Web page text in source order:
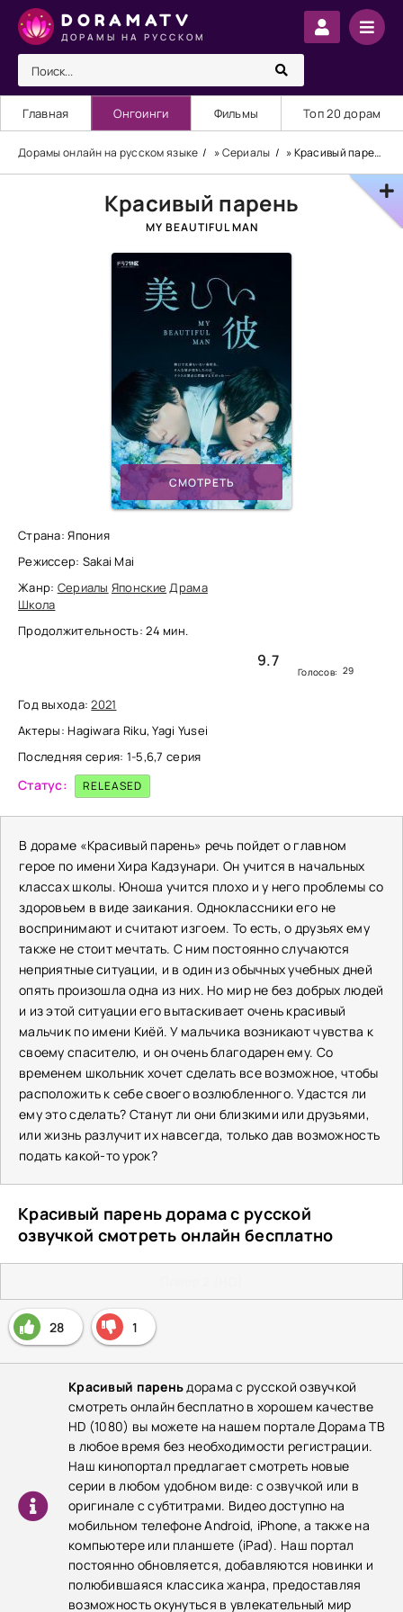
DORAMATV
ДОРАМЫ НА РУССКОМ
Главная Онгоинги Фильмы Топ 20 дорам
Дорамы онлайн на русском языке »Сериалы » Красивый парень
Красивый парень
MY BEAUTIFUL MAN
СМОТРЕТЬ
Страна: Япония
Режиссер: Sakai Mai
Жанр: Сериалы Японские Драма
Школа
Продолжительность: 24 мин.
9.7
Голосов: 29
Год выхода:2021
Актеры: Hagiwara Riku, Yagi Yusei
Последняя серия: 1-5,6,7 серия
Статус: RELEASED
В дораме «Красивый парень» речь пойдет о главном
герое по имени Хира Кадзунари. Он учится в начальных
классах школы. Юноша учится плохо и у него проблемы со
здоровьем в виде заикания. Одноклассники его не
воспринимают и считают изгоем. То есть, о друзьях ему
также не стоит мечтать. С ним постоянно случаются
неприятные ситуации, и в один из обычных учебных дней
опять произошла одна из них. Но мир не без добрых людей
и из этой ситуации его вытаскивает очень красивый
мальчик по имени Киёй. У мальчика возникают чувства к
своему спасителю, и он очень благодарен ему. Со
временем школьник хочет сделать все возможное, чтобы
расположить к себе своего возлюбленного. Удастся ли
ему это сделать? Станут ли они близкими или друзьями,
или жизнь разлучит их навсегда, только дав возможность
подать какой-то урок?
Красивый парень дорама с русской
озвучкой смотреть онлайн бесплатно
28 1
Красивый пареньдорама с русской озвучкой
смотреть онлайн бесплатно в хорошем качестве
HD (1080) вы можете на нашем портале Дорама ТВ
в любое время без необходимости регистрации.
Наш кинопортал предлагает смотреть новые
серии в любом удобном виде: с озвучкой или в
оригинале с субтитрами. Видео доступно на
мобильном телефоне Android, iPhone, а также на
компьютере или планшете (iPad). Наш портал
постоянно обновляется, добавляются новинки и
полюбившаяся классика жанра, предоставляя
возможность окунуться в увлекательный мир